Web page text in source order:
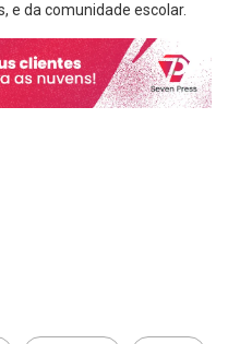
e da comunidade escolar.